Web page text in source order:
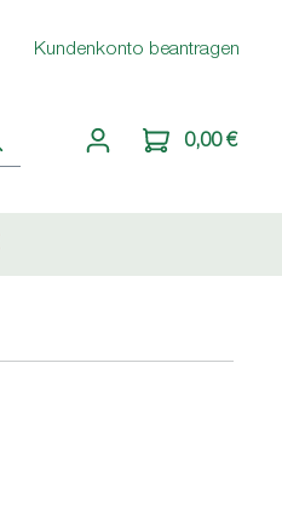
Kundenkonto beantragen
0,00 €